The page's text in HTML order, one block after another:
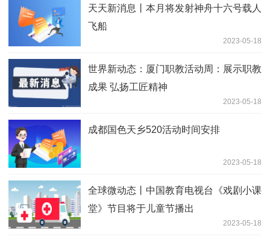
天天新消息丨本月将发射神舟十六号载人
飞船
2023-05-18
世界新动态：厦门职教活动周：展示职教
成果 弘扬工匠精神
2023-05-18
成都国色天乡520活动时间安排
2023-05-18
全球微动态丨中国教育电视台《戏剧小课
堂》节目将于儿童节播出
2023-05-18